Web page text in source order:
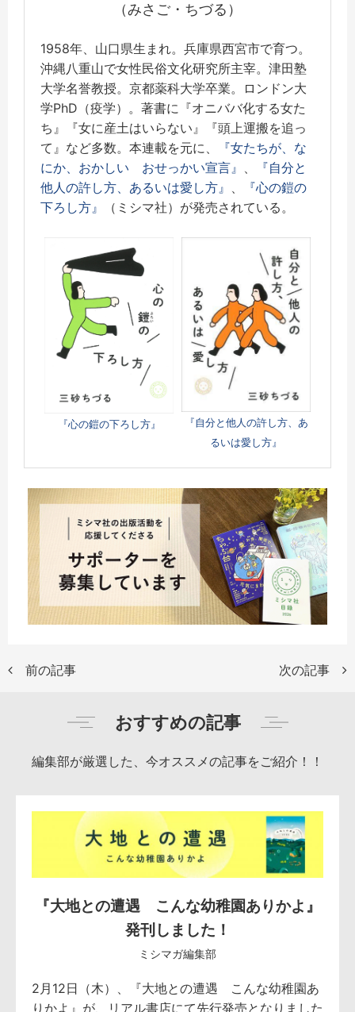
（みさご・ちづる）
1958年、山口県生まれ。兵庫県西宮市で育つ。
沖縄八重山で女性民俗文化研究所主宰。津田塾
大学名誉教授。京都薬科大学卒業。ロンドン大
学PhD（疫学）。著書に『オニババ化する女た
ち』『女に産土はいらない』『頭上運搬を追っ
て』など多数。本連載を元に、
『女たちが、な
にか、おかしい おせっかい宣言』 、
『自分と
他人の許し方、あるいは愛し方』 、
『心の鎧の
下ろし方』
（ミシマ社）が発売されている。
『心の鎧の下ろし方』
『自分と他人の許し方、あ
るいは愛し方』
前の記事 次の記事
おすすめの記事
編集部が厳選した、今オススメの記事をご紹介！！
『大地との遭遇 こんな幼稚園ありかよ』
発刊しました！
ミシマガ編集部
2月12日（木）、『大地との遭遇 こんな幼稚園あ
りかよ』が、リアル書店にて先行発売となりました